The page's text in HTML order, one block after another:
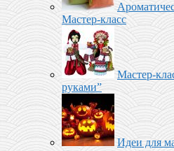
Мастер-класс
Мастер-
руками”
Идеи для